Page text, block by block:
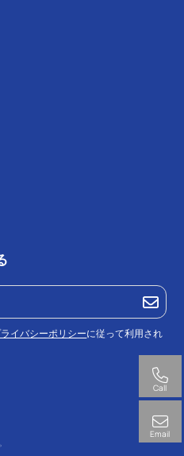
イバシーポリシーに従って利用され
Call
Email